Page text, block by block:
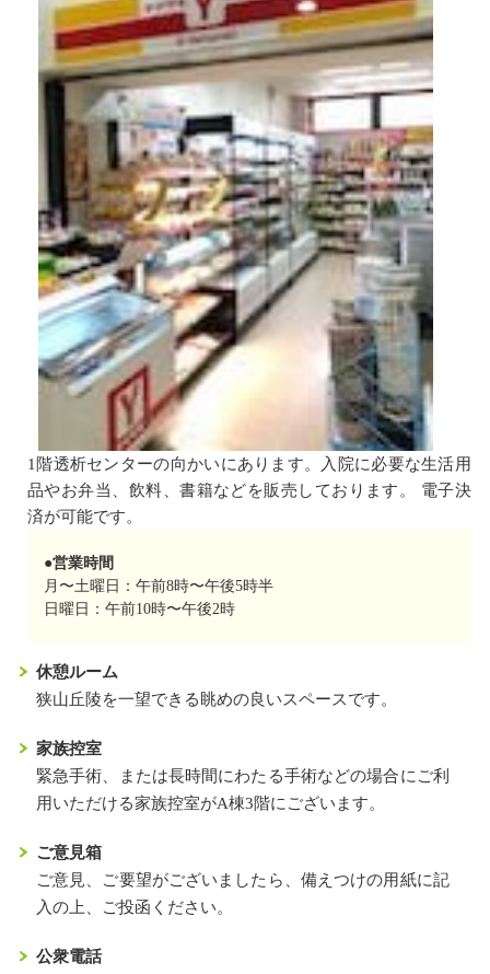
1階透析センターの向かいにあります。入院に必要な生活用
品やお弁当、飲料、書籍などを販売しております。 電子決
済が可能です。
●営業時間
月〜土曜日：午前8時〜午後5時半
日曜日：午前10時〜午後2時
休憩ルーム
狭山丘陵を一望できる眺めの良いスペースです。
家族控室
緊急手術、または長時間にわたる手術などの場合にご利
用いただける家族控室がA棟3階にございます。
ご意見箱
ご意見、ご要望がございましたら、備えつけの用紙に記
入の上、ご投函ください。
公衆電話